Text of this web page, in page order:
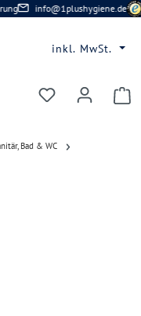
info@1plushygiene.de
inkl. MwSt.
Du hast 0
Bad & WC